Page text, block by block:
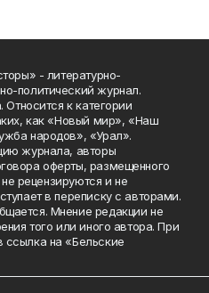
- литературно-
политический журнал.
Относится к категории
как «Новый мир», «Наш
народов», «Урал».
журнала, авторы
оферты, размещенного
рецензируются и не
в переписку с авторами.
Мнение редакции не
того или иного автора. При
ссылка на «Бельские